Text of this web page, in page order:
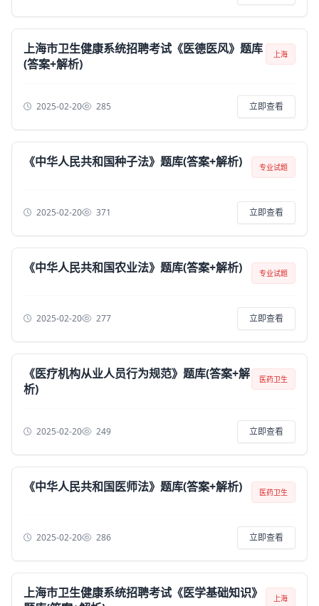
上海市卫生健康系统招聘考试《医德医风》题库
(答案+解析)
上海
2025-02-20 285 立即查看
《中华人民共和国种子法》题库(答案+解析) 专业试题
2025-02-20 371 立即查看
《中华人民共和国农业法》题库(答案+解析) 专业试题
2025-02-20 277 立即查看
《医疗机构从业人员行为规范》题库(答案+解
析)
医药卫生
2025-02-20 249 立即查看
《中华人民共和国医师法》题库(答案+解析) 医药卫生
2025-02-20 286 立即查看
上海市卫生健康系统招聘考试《医学基础知识》
上海